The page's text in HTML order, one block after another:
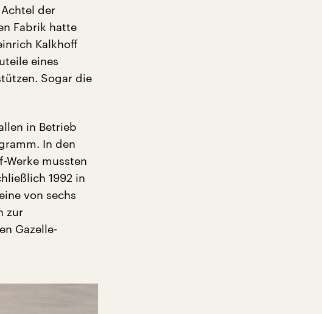
der
Fabrik hatte
Kalkhoff
eines
Sogar die
in Betrieb
In den
Werke mussten
1992 in
von sechs
zur
Gazelle-